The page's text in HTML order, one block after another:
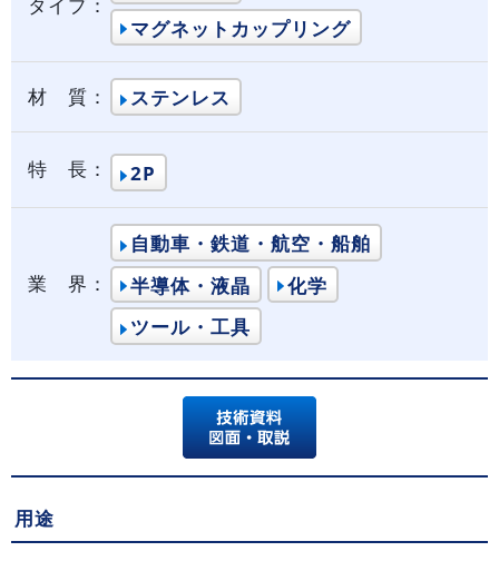
タイプ：
マグネットカップリング
材 質： ステンレス
特 長： 2P
業 界：
自動車・鉄道・航空・船舶
半導体・液晶
化学
ツール・工具
用途